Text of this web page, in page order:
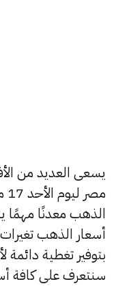
يسعى العديد من
الذهب معدنًا مهمًا
بتوفير تغطية دائمة
سنتعرف على كافة